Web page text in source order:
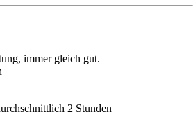
immer gleich gut.
2 Stunden